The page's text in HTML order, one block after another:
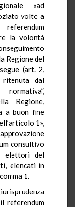
«ad
volto a
la volontà
Regione del
(art. 2,
ritenuta dal
Regione,
a buon fine
1»,
consultivo
elettori del
elencati in
1.
referendum